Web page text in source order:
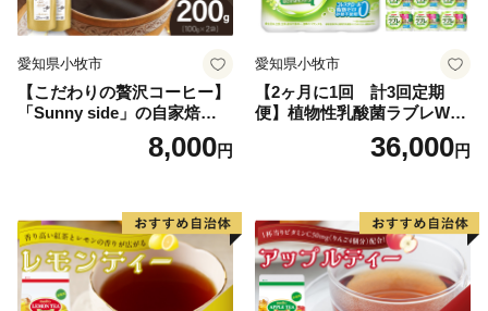
本市の名称は、垂水城の崖下に、岩の間から清水が
あったので有名となり、この地名が起こったと言われて
います。
久公の次弟にして、忠良入道日新公の二男であり慶長4
ました。明治維新に至るまで約250年間、垂水を治めま
した。垂水島津家は、特に文教の振興に力をいれ、当
時、文化面においては藩内随一と称されました。
その後、明治22年には市町村制に基づき、鹿児島県垂
愛知県小牧市
【こだわりの贅沢コーヒー】
「Sunny side」の自家焙煎珈
琲こまきブレンド（200g）
8,000円
愛知県小牧市
【2ヶ月に1回 計3回定期
便】植物性乳酸菌ラブレW
プレーン36本（計108本）
36,000円